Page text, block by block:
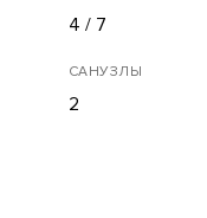
4 / 7
САНУЗЛЫ
2